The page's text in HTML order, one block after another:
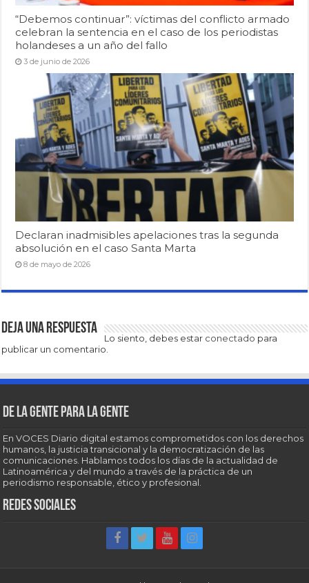
“Debemos continuar”: víctimas del conflicto armado
celebran la sentencia en el caso de los periodistas
holandeses a un año del fallo
3 de junio de 2026
Declaran inadmisibles apelaciones tras la segunda
absolución en el caso Santa Marta
8 de mayo de 2026
Deja una respuesta
Lo siento, debes estar conectado para
publicar un comentario.
De la gente para la gente
En VOCES Diario digital estamos comprometidos con los derechos
humanos, la justicia transicional y la democratización de las
comunicaciones. Hablamos todos los días de la actualidad de
Latinoamérica y del mundo a través de la práctica de un
periodismo responsable, ético y profesional.
Redes sociales